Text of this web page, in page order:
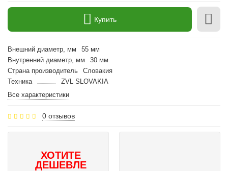
Купить
Внешний диаметр, мм
55 мм
Внутренний диаметр, мм
30 мм
Страна производитель
Словакия
Техника
ZVL SLOVAKIA
Все характеристики
0 отзывов
ХОТИТЕ
ДЕШЕВЛЕ